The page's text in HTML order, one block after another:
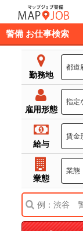
警備 お仕事検索
勤務地
雇用形態
給与
業態